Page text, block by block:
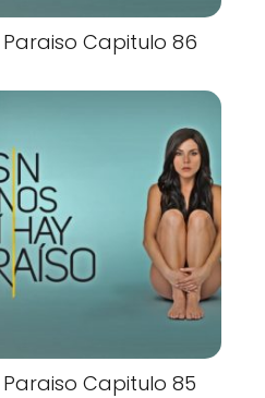
Paraiso Capitulo 86
Paraiso Capitulo 85